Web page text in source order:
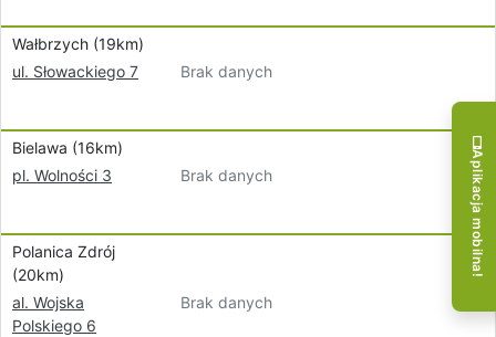
Wałbrzych (19km)
ul. Słowackiego 7
Brak danych
Bielawa (16km)
pl. Wolności 3
Brak danych
Polanica Zdrój
(20km)
al. Wojska
Polskiego 6
Brak danych
Aplikacja mobilna!